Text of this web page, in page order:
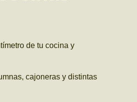
de tu cocina y
cajoneras y distintas